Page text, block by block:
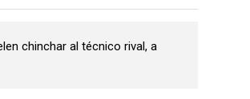
chinchar al técnico rival, a